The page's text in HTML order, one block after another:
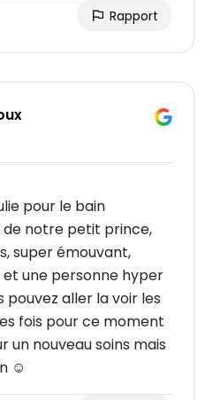
Rapport
pour le bain
notre petit prince,
super émouvant,
et une personne hyper
pouvez aller la voir les
fois pour ce moment
un nouveau soins mais
☺️